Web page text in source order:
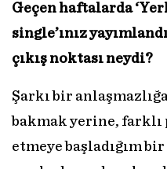
Geçen haftalarda
single’ınız
çıkış noktası neydi?
Şarkı bir
bakmak yerine,
etmeye başladığım